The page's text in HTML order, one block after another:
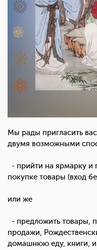
Мы рады пригласить
двумя возможными
- прийти на ярмарку и
покупке товары (вход
или же
- предложить товары,
продажи,
домашнюю еду, книги,